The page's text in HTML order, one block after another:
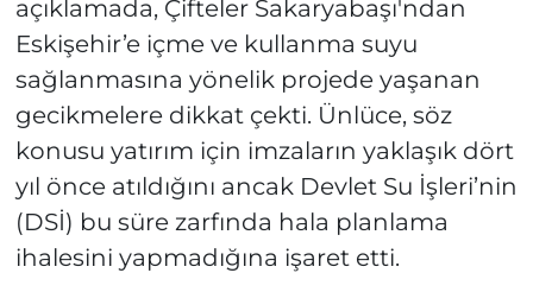
açıklamada, Çifteler Sakaryabaşı'ndan
Eskişehir’e içme ve kullanma suyu
sağlanmasına yönelik projede yaşanan
gecikmelere dikkat çekti. Ünlüce, söz
konusu yatırım için imzaların yaklaşık dört
yıl önce atıldığını ancak Devlet Su İşleri’nin
(DSİ) bu süre zarfında hala planlama
ihalesini yapmadığına işaret etti.